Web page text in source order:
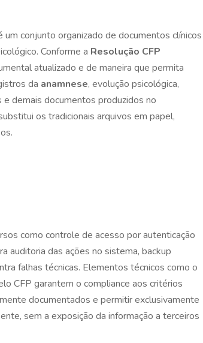
conjunto organizado de documentos clínicos
Conforme a Resolução CFP
atualizado e de maneira que permita
da anamnese, evolução psicológica,
demais documentos produzidos no
os tradicionais arquivos em papel,
como controle de acesso por autenticação
auditoria das ações no sistema, backup
falhas técnicas. Elementos técnicos como o
CFP garantem o compliance aos critérios
documentados e permitir exclusivamente
sem a exposição da informação a terceiros